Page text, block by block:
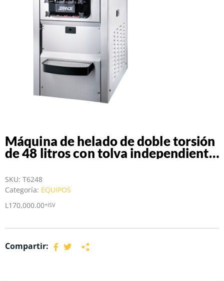
Máquina de helado de doble torsión
de 48 litros con tolva independiente
SKU: T6248
Categoría: EQUIPOS
L 170,000.00+ISV
Compartir: